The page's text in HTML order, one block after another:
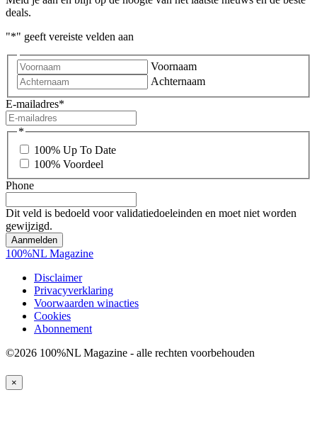
deals.
"*" geeft vereiste velden aan
Voornaam
Achternaam
E-mailadres*
*
100% Up To Date
100% Voordeel
Phone
Dit veld is bedoeld voor validatiedoeleinden en moet niet worden
gewijzigd.
100%NL Magazine
Disclaimer
Privacyverklaring
Voorwaarden winacties
Cookies
Abonnement
©2026 100%NL Magazine - alle rechten voorbehouden
×